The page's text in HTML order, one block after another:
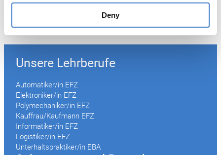
Deny
Zurück zu News
Unsere Lehrberufe
Automatiker/in EFZ
Elektroniker/in EFZ
Polymechaniker/in EFZ
Kauffrau/Kaufmann EFZ
Informatiker/in EFZ
Logistiker/in EFZ
Unterhaltspraktiker/in EBA